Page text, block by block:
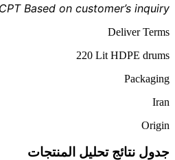
Based on customer’s inquiry
Deliver Terms
220 Lit HDPE drums
Packaging
Iran
Origin
جدول نتائج تحليل المنتجات